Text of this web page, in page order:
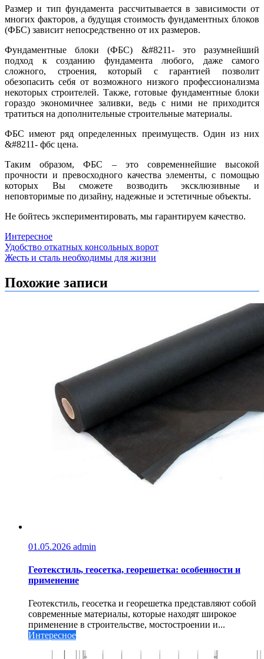
Размер и тип фундамента рассчитывается в зависимости от
многих факторов, а будущая стоимость фундаментных блоков
(ФБС) зависит непосредственно от их размеров.
Фундаментные блоки (ФБС) &#8211- это разумнейший
подход к созданию фундамента любого, даже самого
сложного, строения, который с гарантией позволит
обезопасить себя от возможного низкого профессионализма
некоторых строителей. Также, готовые фундаментные блоки
гораздо экономичнее заливки, ведь с ними не приходится
тратиться на дополнительные строительные материалы.
ФБС имеют ряд определенных преимуществ. Один из них
&#8211- фбс цена.
Таким образом, ФБС – это современнейшие высокой
прочности и превосходного качества элементы, с помощью
которых Вы сможете возводить эксклюзивные и
неповторимые по дизайну, надежные и эстетичные объекты.
Не бойтесь экспериментировать, мы гарантируем качество.
Интересное
Навигация
по
записям
Удобство откатных консольных ворот
Жесть и сталь необходимы для жизни
Похожие записи
01.05.2026 admin
Геотекстиль, геосетка, георешетка: особенности и
применение
Геотекстиль, геосетка и георешетка представляют собой
современные материалы, которые находят широкое
применение в строительстве, мостостроении и...
Интересное